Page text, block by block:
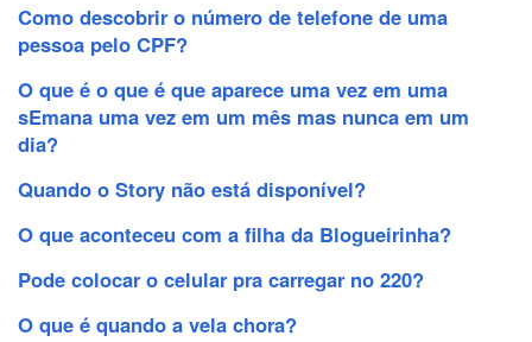
Como descobrir o número de telefone de uma
pessoa pelo CPF?
O que é o que é que aparece uma vez em uma
sEmana uma vez em um mês mas nunca em um
dia?
Quando o Story não está disponível?
O que aconteceu com a filha da Blogueirinha?
Pode colocar o celular pra carregar no 220?
O que é quando a vela chora?